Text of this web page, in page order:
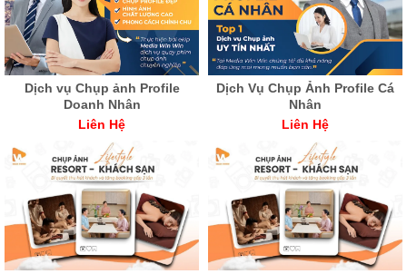
Dịch vụ Chụp ảnh Profile
Doanh Nhân
Liên Hệ
Dịch Vụ Chụp Ảnh Profile Cá
Nhân
Liên Hệ